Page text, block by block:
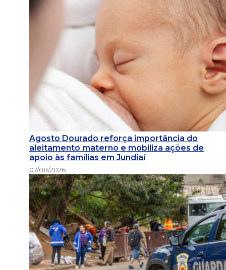
Agosto Dourado reforça importância do
aleitamento materno e mobiliza ações de
apoio às famílias em Jundiaí
07/08/2026